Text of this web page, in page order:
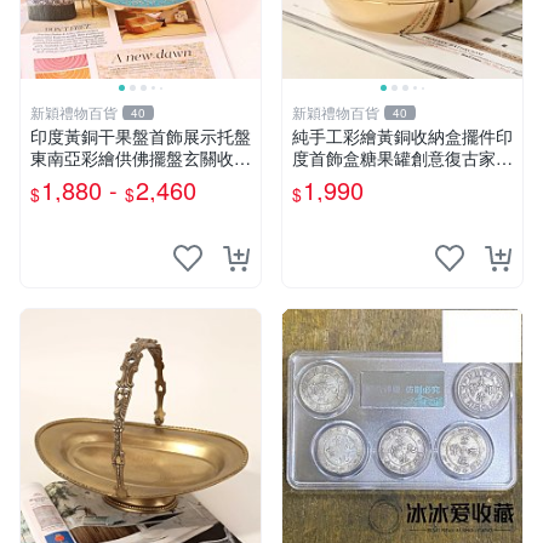
新穎禮物百貨 40
印度黃銅干果盤首飾展示托盤
東南亞彩繪供佛擺盤玄關收納
碗
$1,880 - $2,460
新穎禮物百貨 40
純手工彩繪黃銅收納盒擺件印
度首飾盒糖果罐創意復古家居
裝飾擺設
$1,990